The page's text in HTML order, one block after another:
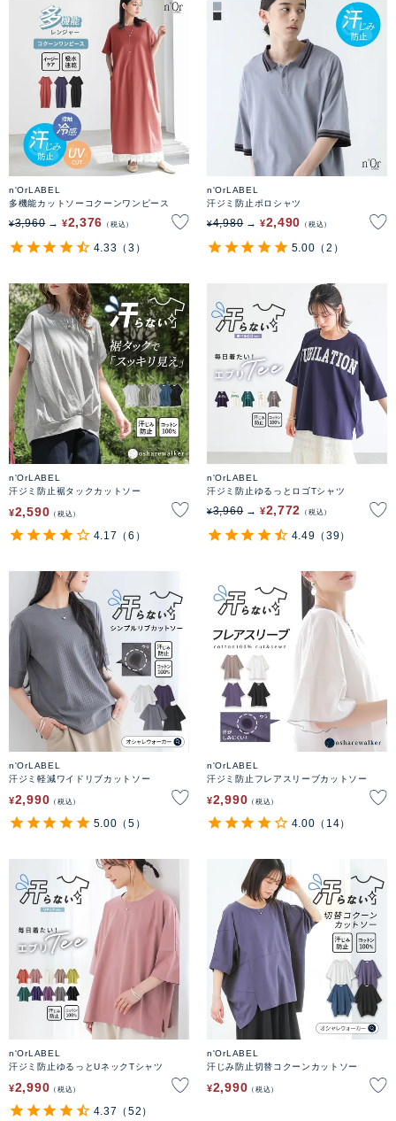
n'OrLABEL
多機能カットソーコクーンワンピース
¥3,960 ¥2,376 税込
4.33 （3）
n'OrLABEL
汗ジミ防止ポロシャツ
¥4,980 ¥2,490 税込
5.00 （2）
n'OrLABEL
汗ジミ防止裾タックカットソー
¥2,590 税込
4.17 （6）
n'OrLABEL
汗ジミ防止ゆるっとロゴTシャツ
¥3,960 ¥2,772 税込
4.49 （39）
n'OrLABEL
汗ジミ軽減ワイドリブカットソー
¥2,990 税込
5.00 （5）
n'OrLABEL
汗ジミ防止フレアスリーブカットソー
¥2,990 税込
4.00 （14）
n'OrLABEL
汗ジミ防止ゆるっとUネックTシャツ
¥2,990 税込
4.37 （52）
n'OrLABEL
汗じみ防止切替コクーンカットソー
¥2,990 税込